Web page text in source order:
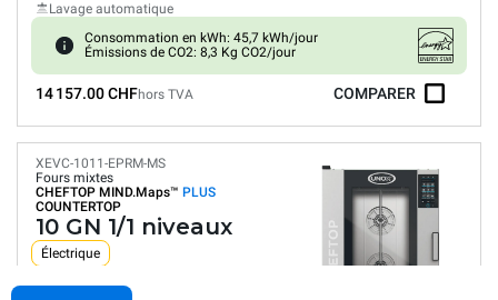
Lavage automatique
Consommation en kWh: 45,7 kWh/jour
Émissions de CO2: 8,3 Kg CO2/jour
14 157.00 CHFhors TVA COMPARER
XEVC-1011-EPRM-MS
Fours mixtes
CHEFTOP MIND.Maps™ PLUS
COUNTERTOP
10 GN 1/1 niveaux
Électrique